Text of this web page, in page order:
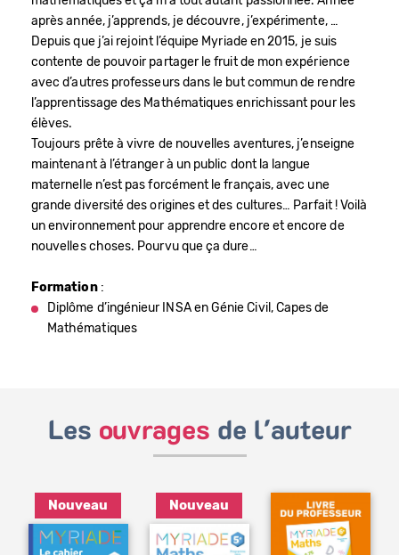
après année, j’apprends, je découvre, j’expérimente, …
Depuis que j’ai rejoint l’équipe Myriade en 2015, je suis
contente de pouvoir partager le fruit de mon expérience
avec d’autres professeurs dans le but commun de rendre
l’apprentissage des Mathématiques enrichissant pour les
élèves.
Toujours prête à vivre de nouvelles aventures, j’enseigne
maintenant à l’étranger à un public dont la langue
maternelle n’est pas forcément le français, avec une
grande diversité des origines et des cultures… Parfait ! Voilà
un environnement pour apprendre encore et encore de
nouvelles choses. Pourvu que ça dure…
Formation :
Diplôme d’ingénieur INSA en Génie Civil, Capes de
Mathématiques
Les ouvrages de l'auteur
Nouveau Nouveau